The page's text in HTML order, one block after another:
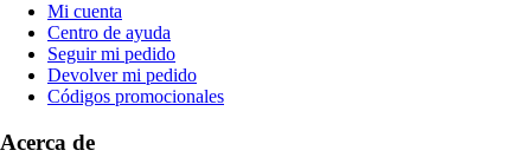
Mi cuenta
Centro de ayuda
Seguir mi pedido
Devolver mi pedido
Códigos promocionales
Acerca de